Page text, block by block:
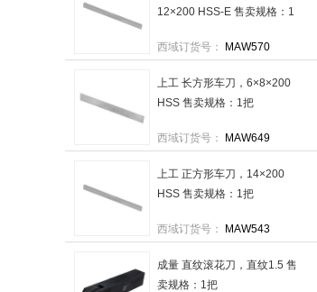
12×200 HSS-E 售卖规格：1
西域订货号：
MAW570
上工 长方形车刀，6×8×200
HSS 售卖规格：1把
西域订货号： MAW649
上工 正方形车刀，14×200
HSS 售卖规格：1把
西域订货号： MAW543
成量 直纹滚花刀，直纹1.5 售
卖规格：1把